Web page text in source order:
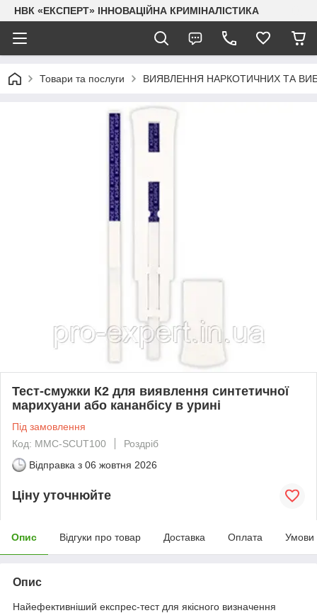
НВК «ЕКСПЕРТ» ІННОВАЦІЙНА КРИМІНАЛІСТИКА
Товари та послуги ВИЯВЛЕННЯ НАРКОТИЧНИХ ТА
Тест-смужки К2 для виявлення синтетичної
марихуани або кананбісу в урині
Під замовлення
Код: MMC-SCUT100
Роздріб
Відправка з 06 жовтня 2026
Ціну уточнюйте
Опис Відгуки про товар Доставка Оплата Умови
Опис
Найефективніший експрес-тест для якісного визначення